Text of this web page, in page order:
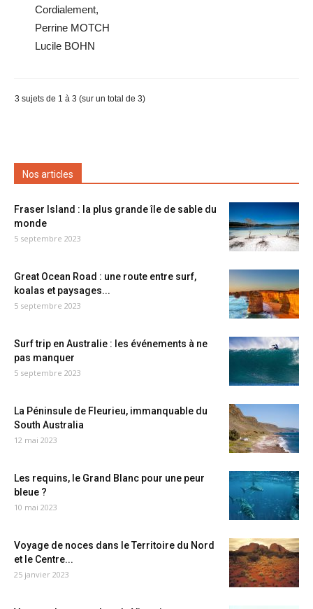
Cordialement,
Perrine MOTCH
Lucile BOHN
3 sujets de 1 à 3 (sur un total de 3)
Nos articles
Fraser Island : la plus grande île de sable du
monde
5 septembre 2023
Great Ocean Road : une route entre surf,
koalas et paysages...
5 septembre 2023
Surf trip en Australie : les événements à ne
pas manquer
5 septembre 2023
La Péninsule de Fleurieu, immanquable du
South Australia
12 mai 2023
Les requins, le Grand Blanc pour une peur
bleue ?
10 mai 2023
Voyage de noces dans le Territoire du Nord
et le Centre...
25 janvier 2023